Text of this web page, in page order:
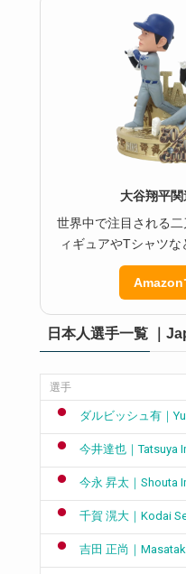
大谷翔平
世界中で注目される
ィギュアやTシャツな
Amazon
日本人選手一覧 ｜
選手
ダルビッシュ有｜
今井達也｜Tatsuya
今永 昇太｜Shouta
千賀 滉大｜Kodai
吉田 正尚｜